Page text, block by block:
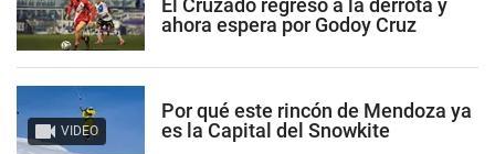
ahora espera por Godoy Cruz
VIDEO
Por qué este rincón de Mendoza ya
es la Capital del Snowkite